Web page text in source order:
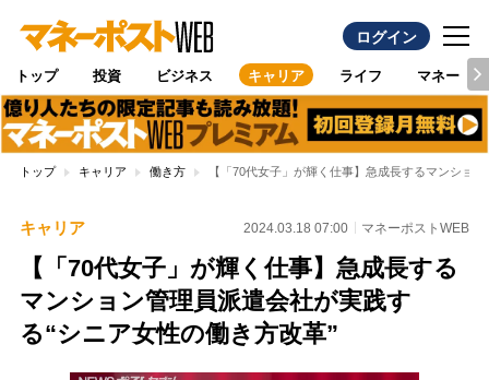
ログイン
トップ 投資 ビジネス キャリア ライフ マネー
トップ キャリア 働き方 【「70代女子」が輝く仕事】急成長するマンショ
キャリア 2024.03.18 07:00 マネーポストWEB
【「70代女子」が輝く仕事】急成長する
マンション管理員派遣会社が実践す
る“シニア女性の働き方改革”